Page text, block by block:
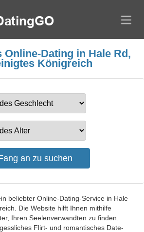
Online-Dating in Hale Rd,
Königreich
beliebter Online-Dating-Service in Hale
Die Website hilft Ihnen mithilfe
Ihren Seelenverwandten zu finden.
Flirt- und romantisches Date-